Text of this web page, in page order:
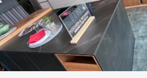
SORTIMENTSWECHSEL